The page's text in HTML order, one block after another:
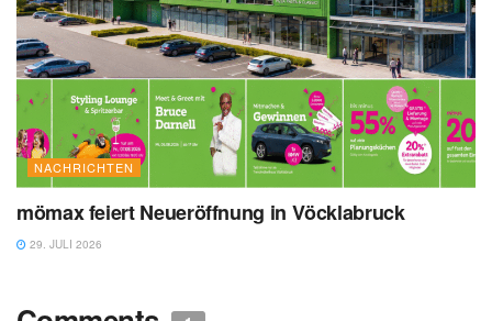
NACHRICHTEN
mömax feiert Neueröffnung in Vöcklabruck
29. JULI 2026